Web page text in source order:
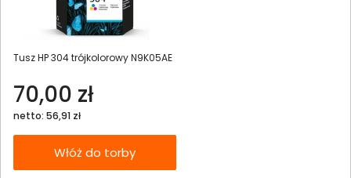
Tusz HP 304 trójkolorowy N9K05AE
70,00 zł
netto: 56,91 zł
Włóż do torby